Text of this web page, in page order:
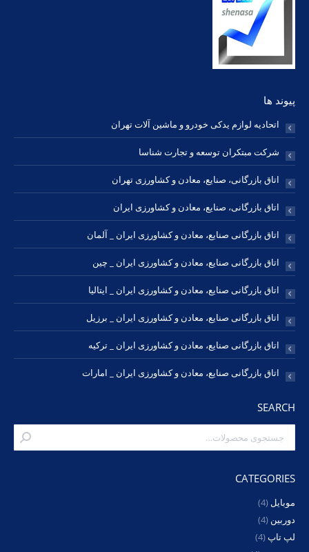
new
window
new
window
new
window
new
پیوند ها
اتحادیه لوازم یدکی خودرو و ماشین آلات تهران
شرکت مبتکران توسعه و تجارت شناسا
اتاق بازرگانی، صنایع، معادن و کشاورزی تهران
اتاق بازرگانی، صنایع، معادن و کشاورزی ایران
اتاق بازرگانی صنایع، معادن و کشاورزی ایران _ آلمان
اتاق بازرگانی صنایع، معادن و کشاورزی ایران _ چین
اتاق بازرگانی صنایع، معادن و کشاورزی ایران _ ایتالیا
اتاق بازرگانی صنایع، معادن و کشاورزی ایران _ برزیل
اتاق بازرگانی صنایع، معادن و کشاورزی ایران _ ترکیه
اتاق بازرگانی صنایع، معادن و کشاورزی ایران _ امارات
SEARCH
CATEGORIES
موبایل (4)
دوربین (4)
لپ تاپ(4)